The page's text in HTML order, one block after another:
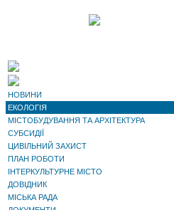
НОВИНИ
ЕКОЛОГІЯ
МІСТОБУДУВАННЯ ТА АРХІТЕКТУРА
СУБСИДІЇ
ЦИВІЛЬНИЙ ЗАХИСТ
ПЛАН РОБОТИ
ІНТЕРКУЛЬТУРНЕ МІСТО
ДОВІДНИК
МІСЬКА РАДА